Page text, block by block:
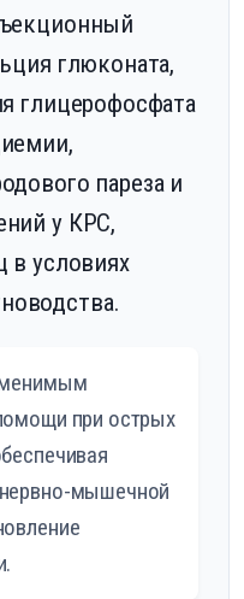
глюконата,
глицерофосфата
пареза и
у КРС,
в условиях
при острых
мышечной